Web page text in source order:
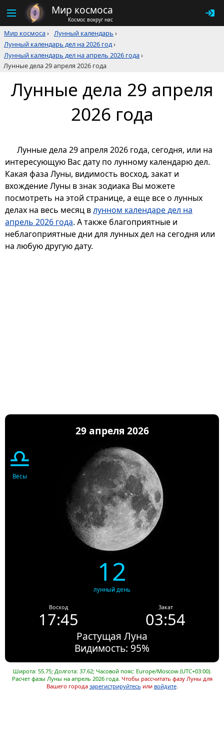
Мир космоса
Космос вокруг нас
Мир космоса› Лунный календарь ›
Лунный календарь дел на 2026 год›
Лунный календарь дел на апрель 2026 года›
Лунные дела 29 апреля 2026 года
Лунные дела 29 апреля
2026 года
Лунные дела 29 апреля 2026 года, сегодня, или на
интересующую Вас дату по лунному календарю дел.
Какая фаза Луны, видимость восход, закат и
вхождение Луны в знак зодиака Вы можете
посмотреть на этой странице, а еще все о лунных
делах на весь месяц влунном календаре дел на
апрель 2026 года. А также благоприятные и
неблагоприятные дни для лунных дел на сегодня или
на любую другую дату.
29 апреля 2026
♎
Весы
12
лунный день
Восход
17:45
Закат
03:54
Растущая Луна
Видимость: 95%
Широта: 55.75; Долгота: 37.62; Часовой пояс: Europe/Moscow (UTC+03:00).
Расчет фазы Луны на апрель 2026 года. Чтобы рассчитать фазу Луны для
Вашего города зарегистрируйтесь или войдите.